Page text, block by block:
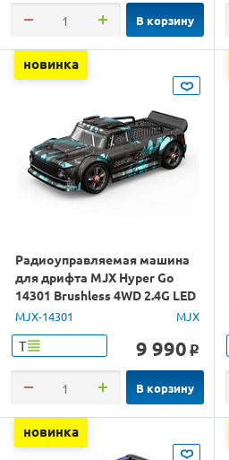
В корзину
новинка
Радиоуправляемая машина
для дрифта MJX Hyper Go
14301 Brushless 4WD 2.4G LED
1/14 RTR
MJX-14301 MJX
Т 9 990 o
В корзину
новинка